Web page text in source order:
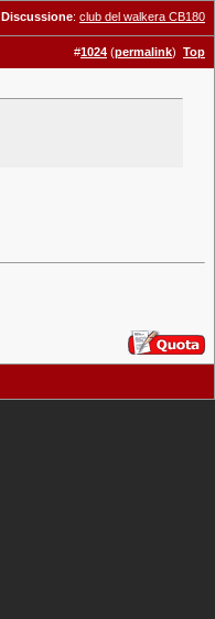
Discussione: club del walkera CB180
#1024 (permalink) Top